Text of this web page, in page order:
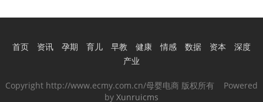
首页 资讯 孕期 育儿 早教 健康 情感 数据 资本
深度
产业
Copyright http://www.ecmy.com.cn/母婴电商 版权所有 Powered
by Xunruicms